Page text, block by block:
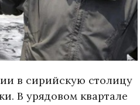
в сирийскую столицу
В урядовом квартале